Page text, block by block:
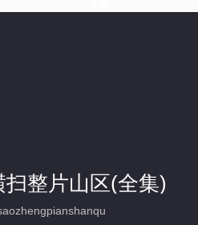
整片山区(全集)